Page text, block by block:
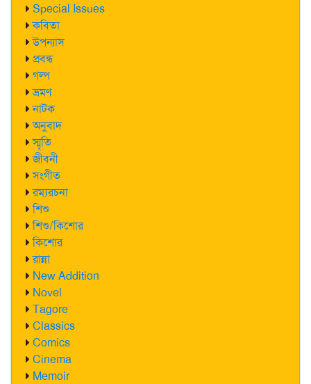
Special Issues
কবিতা
উপন্যাস
প্রবন্ধ
গল্প
ভ্রমণ
নাটক
অনুবাদ
স্মৃতি
জীবনী
সংগীত
রম্যরচনা
শিশু
শিশু/কিশোর
কিশোর
রান্না
New Addition
Novel
Tagore
Classics
Comics
Cinema
Memoir